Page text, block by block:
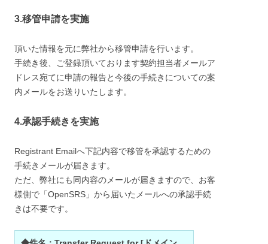
3.移管申請を実施
頂いた情報を元に弊社から移管申請を行います。
手続き後、ご登録頂いております契約担当者メールア
ドレス宛てに申請の報告と今後の手続きについての案
内メールをお送りいたします。
4.承認手続きを実施
Registrant Emailへ下記内容で移管を承認するための
手続きメールが届きます。
ただ、弊社にも同内容のメールが届きますので、お客
様側で「OpenSRS」から届いたメールへの承認手続
きは不要です。